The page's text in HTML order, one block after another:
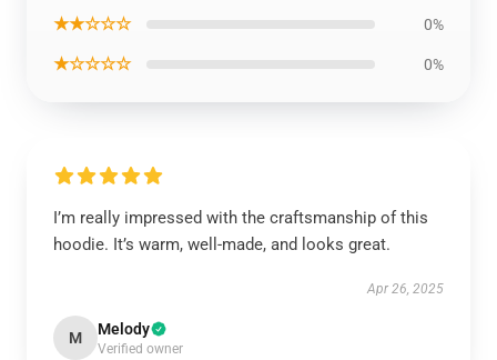
★★☆☆☆ 0%
★☆☆☆☆ 0%
I’m really impressed with the craftsmanship of this
hoodie. It’s warm, well-made, and looks great.
Apr 26, 2025
M Melody
Verified owner